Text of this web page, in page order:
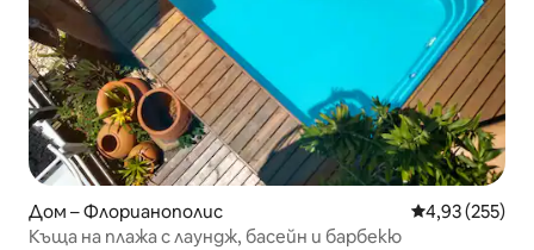
Дом – Флорианополис Средна
4,93 (255)
Къща на плажа с лаундж, басейн и барбекю